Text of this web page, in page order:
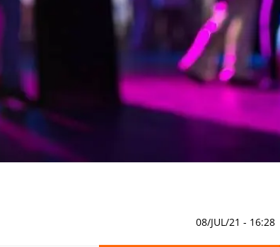
08/JUL/21 - 16:28